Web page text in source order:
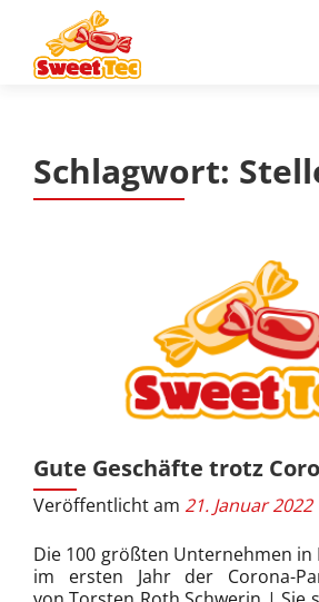
Schlagwort:
Gute Geschäfte trotz
Veröffentlicht am 21. Januar 2022
Die 100 größten Unternehmen in
im ersten Jahr der Corona-